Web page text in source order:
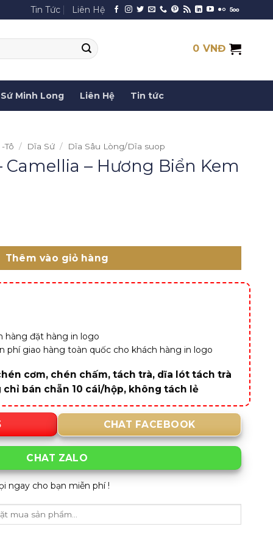
Tin Tức Liên Hệ
0 VNĐ
Minh Long Liên Hệ Tin tức
Tô / Dĩa Sứ / Dĩa Sâu Lòng/Dĩa suop
Camellia – Hương Biển Kem
Thêm vào giỏ hàng
hàng đặt hàng in logo
phí giao hàng toàn quốc cho khách hàng in logo
cơm, chén chấm, tách trà, dĩa lót tách trà
bán chẵn 10 cái/hộp, không tách lẻ
CHAT FACEBOOK
CHAT ZALO
ngay cho bạn miễn phí !